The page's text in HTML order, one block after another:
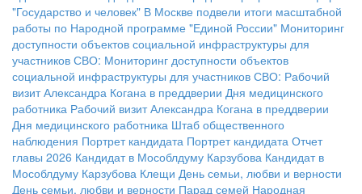
"Государство и человек" В Москве подвели итоги масштабной
работы по Народной программе "Единой России" Мониторинг
доступности объектов социальной инфраструктуры для
участников СВО: Мониторинг доступности объектов
социальной инфраструктуры для участников СВО: Рабочий
визит Александра Когана в преддверии Дня медицинского
работника Рабочий визит Александра Когана в преддверии
Дня медицинского работника Штаб общественного
наблюдения Портрет кандидата Портрет кандидата Отчет
главы 2026 Кандидат в Мособлдуму Карзубова Кандидат в
Мособлдуму Карзубова Клещи День семьи, любви и верности
День семьи, любви и верности Парад семей Народная